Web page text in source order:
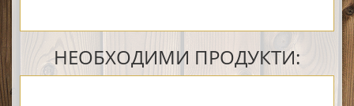
НЕОБХОДИМИ ПРОДУКТИ: